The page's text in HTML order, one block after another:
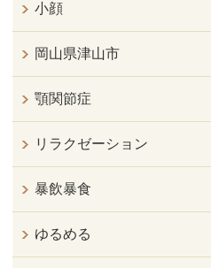
小顔
岡山県津山市
顎関節症
リラクゼーション
暴飲暴食
ゆるめる